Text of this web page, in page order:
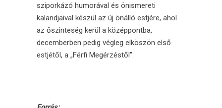
sziporkázó humorával és önismereti
kalandjaival készül az új önálló estjére, ahol
az őszinteség kerül a középpontba,
decemberben pedig végleg elköszön első
estjétől, a „Férfi Megérzéstől”.